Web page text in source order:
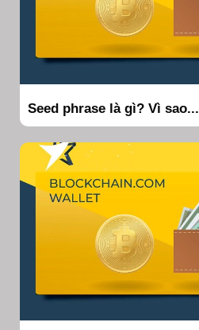
Seed phrase là gì? Vì sao...